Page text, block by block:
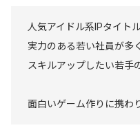
人気アイドル系IPタイト
実力のある若い社員が多
スキルアップしたい若手
面白いゲーム作りに携わ